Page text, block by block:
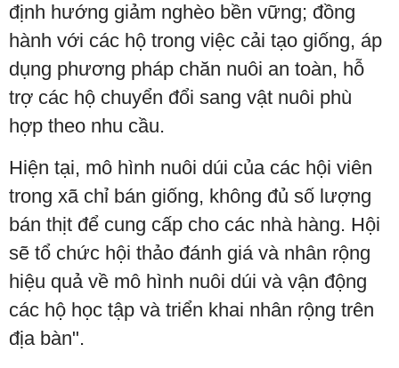
định hướng giảm nghèo bền vững; đồng
hành với các hộ trong việc cải tạo giống, áp
dụng phương pháp chăn nuôi an toàn, hỗ
trợ các hộ chuyển đổi sang vật nuôi phù
hợp theo nhu cầu.
Hiện tại, mô hình nuôi dúi của các hội viên
trong xã chỉ bán giống, không đủ số lượng
bán thịt để cung cấp cho các nhà hàng. Hội
sẽ tổ chức hội thảo đánh giá và nhân rộng
hiệu quả về mô hình nuôi dúi và vận động
các hộ học tập và triển khai nhân rộng trên
địa bàn".